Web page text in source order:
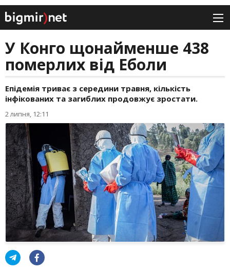
У Конго щонайменше 438
померлих від Еболи
Епідемія триває з середини травня, кількість
інфікованих та загиблих продовжує зростати.
2 липня, 12:11